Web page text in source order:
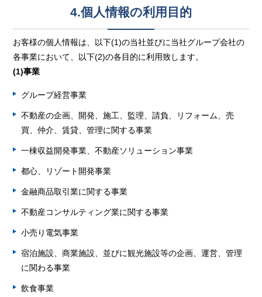
4.個人情報の利用目的
お客様の個人情報は、以下(1)の当社並びに当社グループ会社の
各事業において、以下(2)の各目的に利用致します。
(1)事業
グループ経営事業
不動産の企画、開発、施工、監理、請負、リフォーム、売
買、仲介、賃貸、管理に関する事業
一棟収益開発事業、不動産ソリューション事業
都心、リゾート開発事業
金融商品取引業に関する事業
不動産コンサルティング業に関する事業
小売り電気事業
宿泊施設、商業施設、並びに観光施設等の企画、運営、管理
に関わる事業
飲食事業